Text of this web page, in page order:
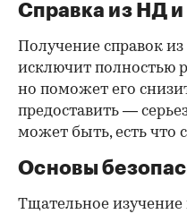
Справка из НД
Получение справок
исключит полностью
но поможет его
предоставить —
может быть, есть что
Основы
Тщательное